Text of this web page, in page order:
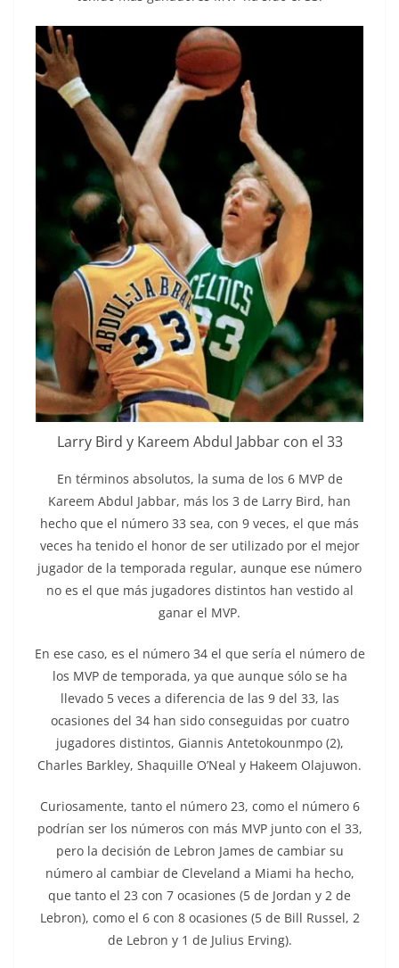
Larry Bird y Kareem Abdul Jabbar con el 33
En términos absolutos, la suma de los 6 MVP de
Kareem Abdul Jabbar, más los 3 de Larry Bird, han
hecho que el número 33 sea, con 9 veces, el que más
veces ha tenido el honor de ser utilizado por el mejor
jugador de la temporada regular, aunque ese número
no es el que más jugadores distintos han vestido al
ganar el MVP.
En ese caso, es el número 34 el que sería el número de
los MVP de temporada, ya que aunque sólo se ha
llevado 5 veces a diferencia de las 9 del 33, las
ocasiones del 34 han sido conseguidas por cuatro
jugadores distintos, Giannis Antetokounmpo (2),
Charles Barkley, Shaquille O’Neal y Hakeem Olajuwon.
Curiosamente, tanto el número 23, como el número 6
podrían ser los números con más MVP junto con el 33,
pero la decisión de Lebron James de cambiar su
número al cambiar de Cleveland a Miami ha hecho,
que tanto el 23 con 7 ocasiones (5 de Jordan y 2 de
Lebron), como el 6 con 8 ocasiones (5 de Bill Russel, 2
de Lebron y 1 de Julius Erving).